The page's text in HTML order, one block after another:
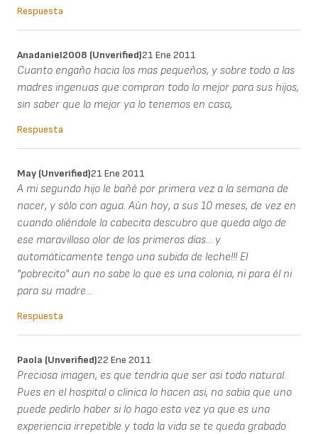
Respuesta
Anadaniel2008 (unverified)21 Ene 2011
Cuanto engaño hacia los mas pequeños, y sobre todo a las
madres ingenuas que compran todo lo mejor para sus hijos,
sin saber que lo mejor ya lo tenemos en casa,
Respuesta
May (unverified)21 Ene 2011
A mi segundo hijo le bañé por primera vez a la semana de
nacer, y sólo con agua. Aún hoy, a sus 10 meses, de vez en
cuando oliéndole la cabecita descubro que queda algo de
ese maravilloso olor de los primeros días... y
automáticamente tengo una subida de leche!!! El
"pobrecito" aun no sabe lo que es una colonia, ni para él ni
para su madre...
Respuesta
Paola (unverified)22 Ene 2011
Preciosa imagen, es que tendria que ser asi todo natural.
Pues en el hospital o clinica lo hacen asi, no sabia que uno
puede pedirlo haber si lo hago esta vez ya que es una
experiencia irrepetible y toda la vida se te queda grabado